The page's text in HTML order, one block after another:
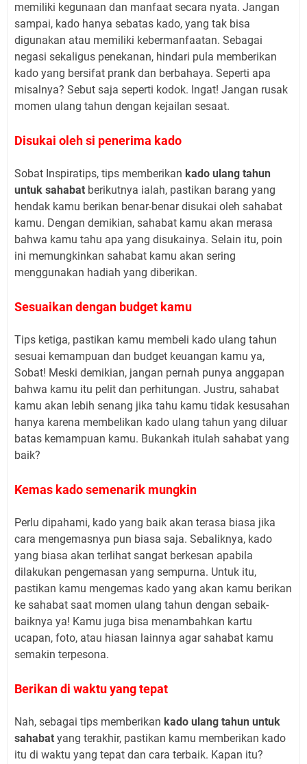
memiliki kegunaan dan manfaat secara nyata. Jangan
sampai, kado hanya sebatas kado, yang tak bisa
digunakan atau memiliki kebermanfaatan. Sebagai
negasi sekaligus penekanan, hindari pula memberikan
kado yang bersifat prank dan berbahaya. Seperti apa
misalnya? Sebut saja seperti kodok. Ingat! Jangan rusak
momen ulang tahun dengan kejailan sesaat.
Disukai oleh si penerima kado
Sobat Inspiratips, tips memberikan kado ulang tahun
untuk sahabat berikutnya ialah, pastikan barang yang
hendak kamu berikan benar-benar disukai oleh sahabat
kamu. Dengan demikian, sahabat kamu akan merasa
bahwa kamu tahu apa yang disukainya. Selain itu, poin
ini memungkinkan sahabat kamu akan sering
menggunakan hadiah yang diberikan.
Sesuaikan dengan budget kamu
Tips ketiga, pastikan kamu membeli kado ulang tahun
sesuai kemampuan dan budget keuangan kamu ya,
Sobat! Meski demikian, jangan pernah punya anggapan
bahwa kamu itu pelit dan perhitungan. Justru, sahabat
kamu akan lebih senang jika tahu kamu tidak kesusahan
hanya karena membelikan kado ulang tahun yang diluar
batas kemampuan kamu. Bukankah itulah sahabat yang
baik?
Kemas kado semenarik mungkin
Perlu dipahami, kado yang baik akan terasa biasa jika
cara mengemasnya pun biasa saja. Sebaliknya, kado
yang biasa akan terlihat sangat berkesan apabila
dilakukan pengemasan yang sempurna. Untuk itu,
pastikan kamu mengemas kado yang akan kamu berikan
ke sahabat saat momen ulang tahun dengan sebaik-
baiknya ya! Kamu juga bisa menambahkan kartu
ucapan, foto, atau hiasan lainnya agar sahabat kamu
semakin terpesona.
Berikan di waktu yang tepat
Nah, sebagai tips memberikan kado ulang tahun untuk
sahabat yang terakhir, pastikan kamu memberikan kado
itu di waktu yang tepat dan cara terbaik. Kapan itu?